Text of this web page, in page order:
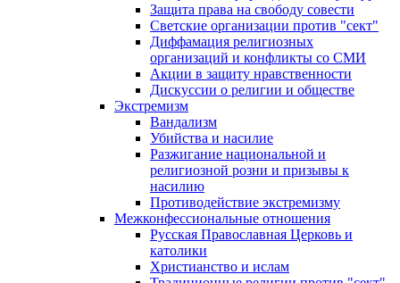
Защита права на свободу совести
Светские организации против "сект"
Диффамация религиозных
организаций и конфликты со СМИ
Акции в защиту нравственности
Дискуссии о религии и обществе
Экстремизм
Вандализм
Убийства и насилие
Разжигание национальной и
религиозной розни и призывы к
насилию
Противодействие экстремизму
Межконфессиональные отношения
Русская Православная Церковь и
католики
Христианство и ислам